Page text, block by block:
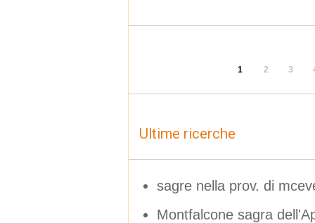
1 2 3
Ultime ricerche
sagre nella prov. di
Montfalcone sagra